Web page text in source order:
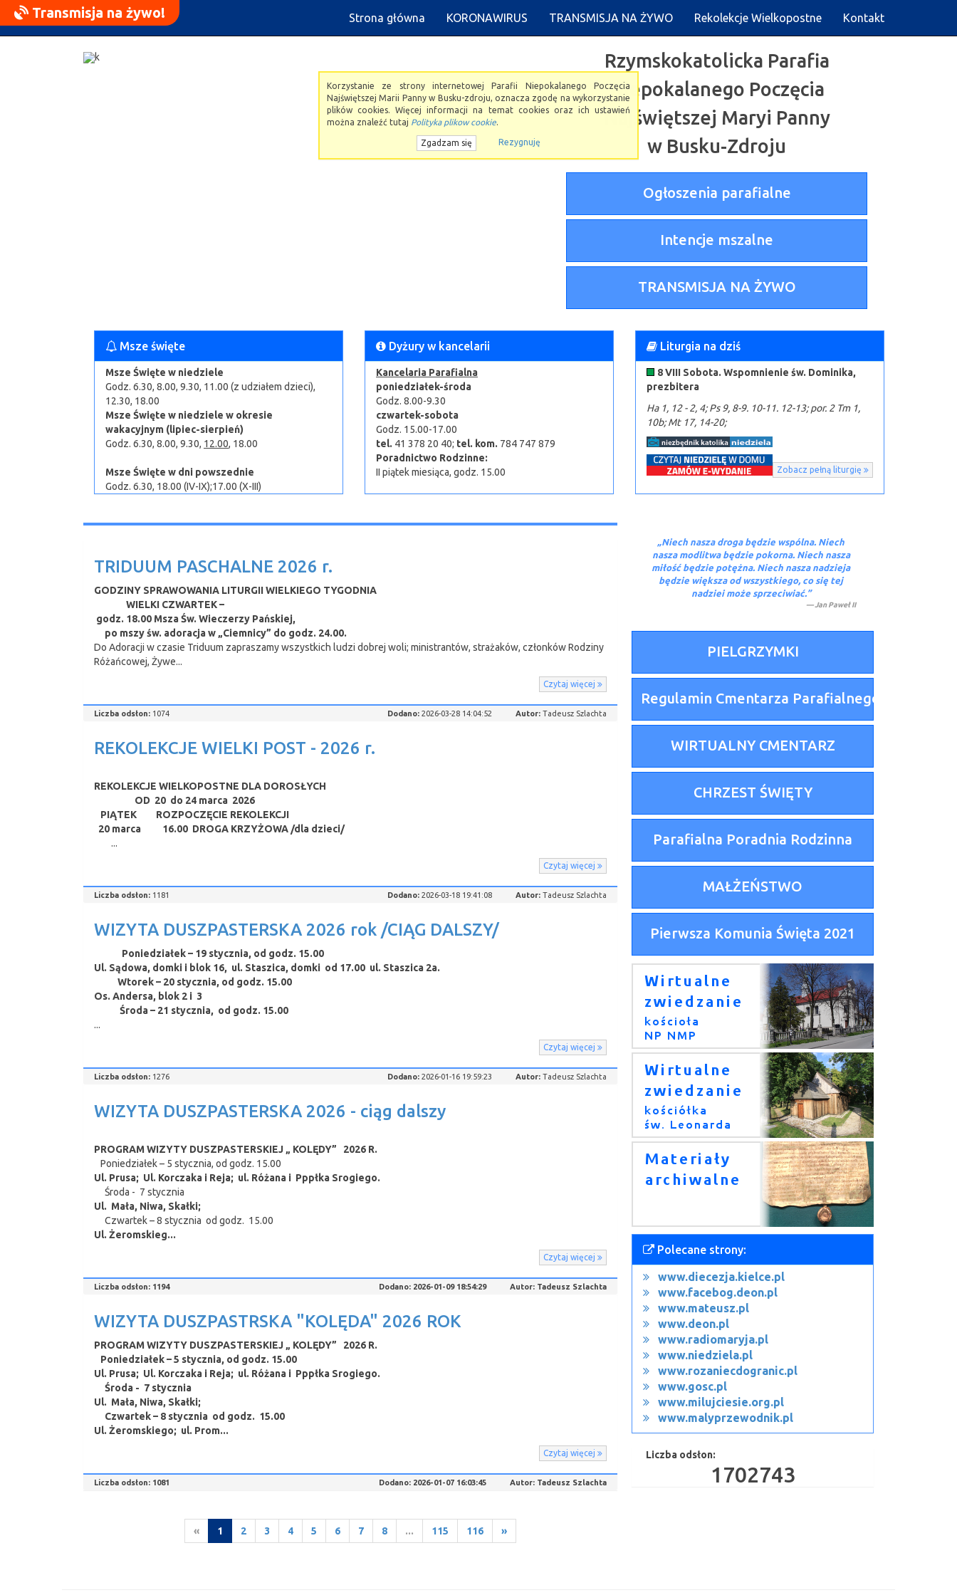
Strona główna KORONAWIRUS TRANSMISJA NA ŻYWO Rekolekcje Wielkopostne Kontakt
Rzymskokatolicka Parafia
Niepokalanego Poczęcia
Najświętszej Maryi Panny
w Busku-Zdroju
Ogłoszenia parafialne
Intencje mszalne
TRANSMISJA NA ŻYWO
Msze święte
Msze Święte w niedziele
Godz. 6.30, 8.00, 9.30, 11.00 (z udziałem dzieci),
12.30, 18.00
Msze Święte w niedziele w okresie
wakacyjnym (lipiec-sierpień)
Godz. 6.30, 8.00, 9.30, 12.00, 18.00
Msze Święte w dni powszednie
Godz. 6.30, 18.00 (IV-IX);17.00 (X-III)
Dyżury w kancelarii
Kancelaria Parafialna
poniedziałek-środa
Godz. 8.00-9.30
czwartek-sobota
Godz. 15.00-17.00
tel. 41 378 20 40; tel. kom. 784 747 879
Poradnictwo Rodzinne:
II piątek miesiąca, godz. 15.00
Liturgia na dziś
8 VIII Sobota. Wspomnienie św. Dominika,
prezbitera
Ha 1, 12 - 2, 4; Ps 9, 8-9. 10-11. 12-13; por. 2 Tm 1,
10b; Mt 17, 14-20;
Zobacz pełną liturgię
TRIDUUM PASCHALNE 2026 r.
GODZINY SPRAWOWANIA LITURGII WIELKIEGO TYGODNIA
WIELKI CZWARTEK –
godz. 18.00 Msza Św. Wieczerzy Pańskiej,
po mszy św. adoracja w „Ciemnicy” do godz. 24.00.
Do Adoracji w czasie Triduum zapraszamy wszystkich ludzi dobrej woli; ministrantów, strażaków, członków Rodziny
Różańcowej, Żywe...
Czytaj więcej
Liczba odsłon: 1074 Dodano: 2026-03-28 14:04:52 Autor: Tadeusz Szlachta
REKOLEKCJE WIELKI POST - 2026 r.
REKOLEKCJE WIELKOPOSTNE DLA DOROSŁYCH
OD 20 do 24 marca 2026
PIĄTEK ROZPOCZĘCIE REKOLEKCJI
20 marca
16.00 DROGA KRZYŻOWA /dla dzieci/
...
Czytaj więcej
Liczba odsłon: 1181 Dodano: 2026-03-18 19:41:08 Autor: Tadeusz Szlachta
WIZYTA DUSZPASTERSKA 2026 rok /CIĄG DALSZY/
Poniedziałek – 19 stycznia, od godz. 15.00
Ul. Sądowa, domki i blok 16, ul. Staszica, domki od 17.00 ul. Staszica 2a.
Wtorek – 20 stycznia, od godz. 15.00
Os. Andersa, blok 2 i 3
Środa – 21 stycznia, od godz. 15.00
...
Czytaj więcej
Liczba odsłon: 1276 Dodano: 2026-01-16 19:59:23 Autor: Tadeusz Szlachta
WIZYTA DUSZPASTERSKA 2026 - ciąg dalszy
PROGRAM WIZYTY DUSZPASTERSKIEJ „ KOLĘDY” 2026 R.
Poniedziałek – 5 stycznia, od godz. 15.00
Ul. Prusa; Ul. Korczaka i Reja; ul. Różana i Pppłka Srogiego.
Środa - 7 stycznia
Ul. Mała, Niwa, Skałki;
Czwartek – 8 stycznia od godz. 15.00
Ul. Żeromskieg...
Czytaj więcej
Liczba odsłon: 1194 Dodano: 2026-01-09 18:54:29 Autor: Tadeusz Szlachta
WIZYTA DUSZPASTRSKA "KOLĘDA" 2026 ROK
PROGRAM WIZYTY DUSZPASTERSKIEJ „ KOLĘDY” 2026 R.
Poniedziałek – 5 stycznia, od godz. 15.00
Ul. Prusa; Ul. Korczaka i Reja; ul. Różana i Pppłka Srogiego.
Środa - 7 stycznia
Ul. Mała, Niwa, Skałki;
Czwartek – 8 stycznia od godz. 15.00
Ul. Żeromskiego; ul. Prom...
Czytaj więcej
Liczba odsłon: 1081 Dodano: 2026-01-07 16:03:45 Autor: Tadeusz Szlachta
« 1 2 3 4 5 6 7 8 ... 115 116 »
„Niech nasza dro­ga będzie wspólna. Niech
nasza mod­litwa będzie po­kor­na. Niech nasza
miłość będzie potężna. Niech nasza nadzieja
będzie większa od wszys­tkiego, co się tej
nadziei może sprzeciwiać.”
Jan Paweł II
PIELGRZYMKI
Regulamin Cmentarza Parafialnego
WIRTUALNY CMENTARZ
CHRZEST ŚWIĘTY
Parafialna Poradnia Rodzinna
MAŁŻEŃSTWO
Pierwsza Komunia Święta 2021
Polecane strony:
www.diecezja.kielce.pl
www.facebog.deon.pl
www.mateusz.pl
www.deon.pl
www.radiomaryja.pl
www.niedziela.pl
www.rozaniecdogranic.pl
www.gosc.pl
www.milujciesie.org.pl
www.malyprzewodnik.pl
Liczba odsłon:
1702743
Korzystanie ze strony internetowej Parafii Niepokalanego Poczęcia
Najświętszej Marii Panny w Busku-zdroju, oznacza zgodę na wykorzystanie
plików cookies. Więcej informacji na temat cookies oraz ich ustawień
można znaleźć tutaj Polityka plikow cookie.
Zgadzam się Rezygnuję
Transmisja na żywo!